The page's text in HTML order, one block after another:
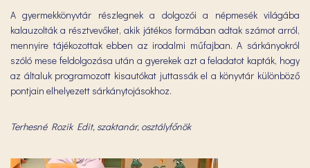
A gyermekkönyvtár részlegnek a dolgozói a népmesék világába
kalauzolták a résztvevőket, akik játékos formában adtak számot arról,
mennyire tájékozottak ebben az irodalmi műfajban. A sárkányokról
szóló mese feldolgozása után a gyerekek azt a feladatot kapták, hogy
az általuk programozott kisautókat juttassák el a könyvtár különböző
pontjain elhelyezett sárkánytojásokhoz.
Terhesné Rozik Edit, szaktanár, osztályfőnök